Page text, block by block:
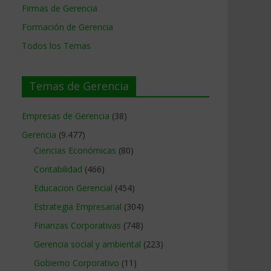
Firmas de Gerencia
Formación de Gerencia
Todos los Temas
Temas de Gerencia
Empresas de Gerencia (38)
Gerencia (9.477)
Ciencias Económicas (80)
Contabilidad (466)
Educacion Gerencial (454)
Estrategia Empresarial (304)
Finanzas Corporativas (748)
Gerencia social y ambiental (223)
Gobierno Corporativo (11)